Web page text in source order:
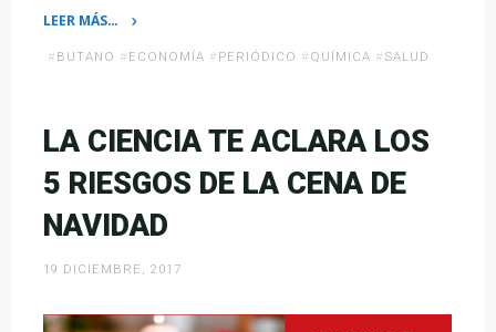
LEER MÁS…
periódico
escolar
de
# BUTANO # ECONOMÍA # PERIÓDICO # QUÍMICA # SALUD
LA CIENCIA TE ACLARA LOS
5 RIESGOS DE LA CENA DE
NAVIDAD
19 DICIEMBRE, 2017